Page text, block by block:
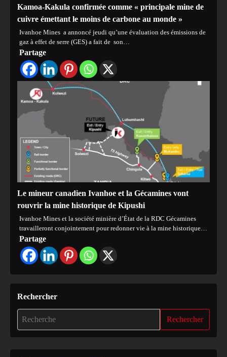
Kamoa-Kakula confirmée comme « principale mine de
cuivre émettant le moins de carbone au monde »
Ivanhoe Mines a annoncé jeudi qu’une évaluation des émissions de
gaz à effet de serre (GES) a fait de son…
Partage
Le mineur canadien Ivanhoe et la Gécamines vont
rouvrir la mine historique de Kipushi
Ivanhoe Mines et la société minière d’État de la RDC Gécamines
travailleront conjointement pour redonner vie à la mine historique…
Partage
Rechercher
Rechercher